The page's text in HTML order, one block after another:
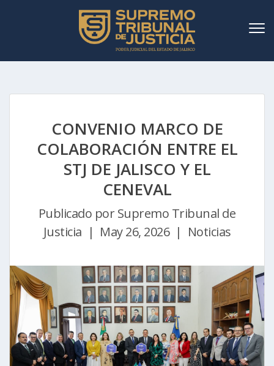
CONVENIO MARCO DE
COLABORACIÓN ENTRE EL
STJ DE JALISCO Y EL
CENEVAL
Publicado porSupremo Tribunal de
Justicia | May 26, 2026 | Noticias